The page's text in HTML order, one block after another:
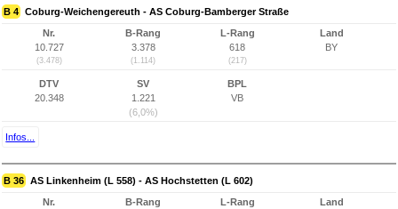
B 4 Coburg-Weichengereuth - AS Coburg-Bamberger Straße
Nr.
10.727
(3.478)
B-Rang
3.378
(1.114)
L-Rang
618
(217)
Land
BY
DTV
20.348
SV
1.221
(6,0%)
BPL
VB
Infos...
B 36 AS Linkenheim (L 558) - AS Hochstetten (L 602)
Nr.
B-Rang
L-Rang
Land